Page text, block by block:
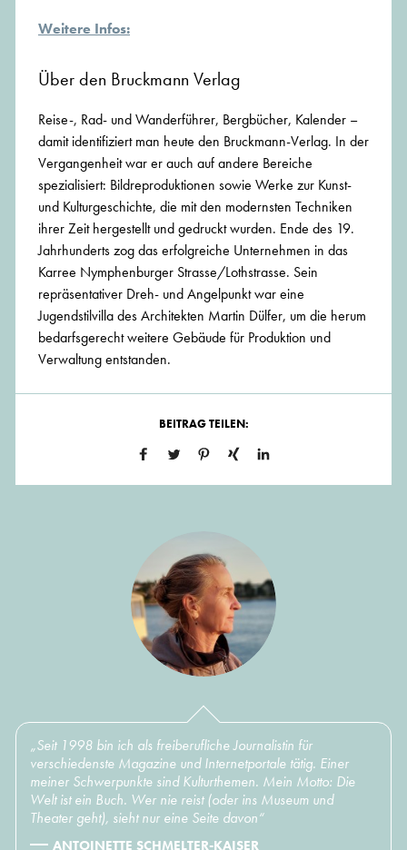
Weitere Infos:
Über den Bruckmann Verlag
Reise-, Rad- und Wanderführer, Bergbücher, Kalender –
damit identifiziert man heute den Bruckmann-Verlag. In der
Vergangenheit war er auch auf andere Bereiche
spezialisiert: Bildreproduktionen sowie Werke zur Kunst-
und Kulturgeschichte, die mit den modernsten Techniken
ihrer Zeit hergestellt und gedruckt wurden. Ende des 19.
Jahrhunderts zog das erfolgreiche Unternehmen in das
Karree Nymphenburger Strasse/Lothstrasse. Sein
repräsentativer Dreh- und Angelpunkt war eine
Jugendstilvilla des Architekten Martin Dülfer, um die herum
bedarfsgerecht weitere Gebäude für Produktion und
Verwaltung entstanden.
BEITRAG TEILEN:
„Seit 1998 bin ich als freiberufliche Journalistin für
verschiedenste Magazine und Internetportale tätig. Einer
meiner Schwerpunkte sind Kulturthemen. Mein Motto: Die
Welt ist ein Buch. Wer nie reist (oder ins Museum und
Theater geht), sieht nur eine Seite davon“
ANTOINETTE SCHMELTER-KAISER